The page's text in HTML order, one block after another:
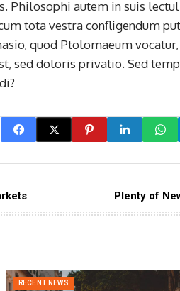
Philosophi autem in suis
tota vestra confligendum
quod Ptolomaeum
sed doloris privatio. Sed
Plenty of
RECENT NEWS